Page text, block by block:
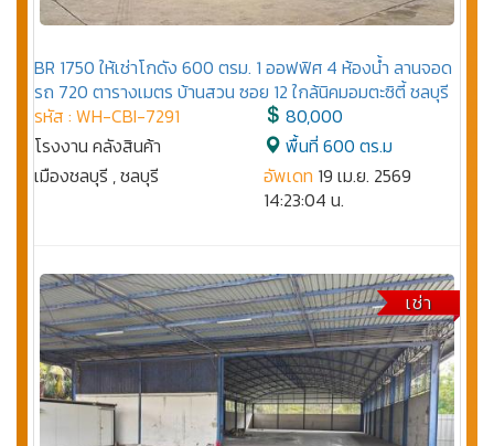
BR 1750 ให้เช่าโกดัง 600 ตรม. 1 ออฟฟิศ 4 ห้องน้ำ ลานจอด
รถ 720 ตารางเมตร บ้านสวน ซอย 12 ใกล้นิคมอมตะซิตี้ ชลบุรี
รหัส : WH-CBI-7291
โรงงาน คลังสินค้า
เมืองชลบุรี , ชลบุรี
80,000
พื้นที่ 600 ตร.ม
อัพเดท 19 เม.ย. 2569
14:23:04 น.
เช่า